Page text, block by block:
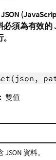
須為有效的
雙值
JSON 資料。